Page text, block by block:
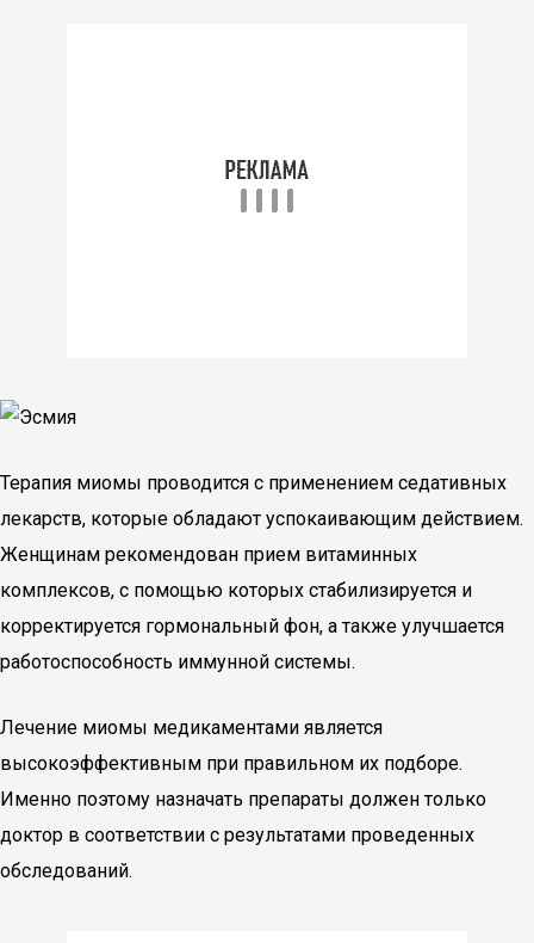
Терапия миомы проводится с применением седативных
лекарств, которые обладают успокаивающим действием.
Женщинам рекомендован прием витаминных
комплексов, с помощью которых стабилизируется и
корректируется гормональный фон, а также улучшается
работоспособность иммунной системы.
Лечение миомы медикаментами является
высокоэффективным при правильном их подборе.
Именно поэтому назначать препараты должен только
доктор в соответствии с результатами проведенных
обследований.